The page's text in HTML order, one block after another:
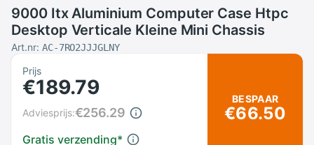
9000 Itx Aluminium Computer Case Htpc
Desktop Verticale Kleine Mini Chassis
Art.nr: AC-7RO2JJJGLNY
Prijs
€189.79
Gratis verzending*
Adviesprijs:€256.29
BESPAAR
€66.50